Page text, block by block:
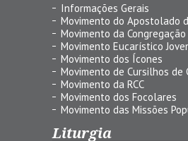
Informações Gerais
Movimento do Apostolado
Movimento da
Movimento Eucarístico
Movimento dos Ícones
Movimento de Cursilhos de
Movimento da RCC
Movimento dos Focolares
Movimento das Missões
Liturgia